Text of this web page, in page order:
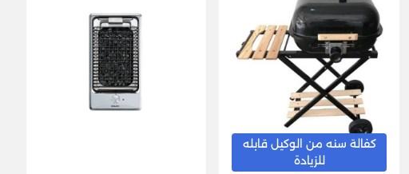
كفالة سنه من الوكيل قابله
للزيادة